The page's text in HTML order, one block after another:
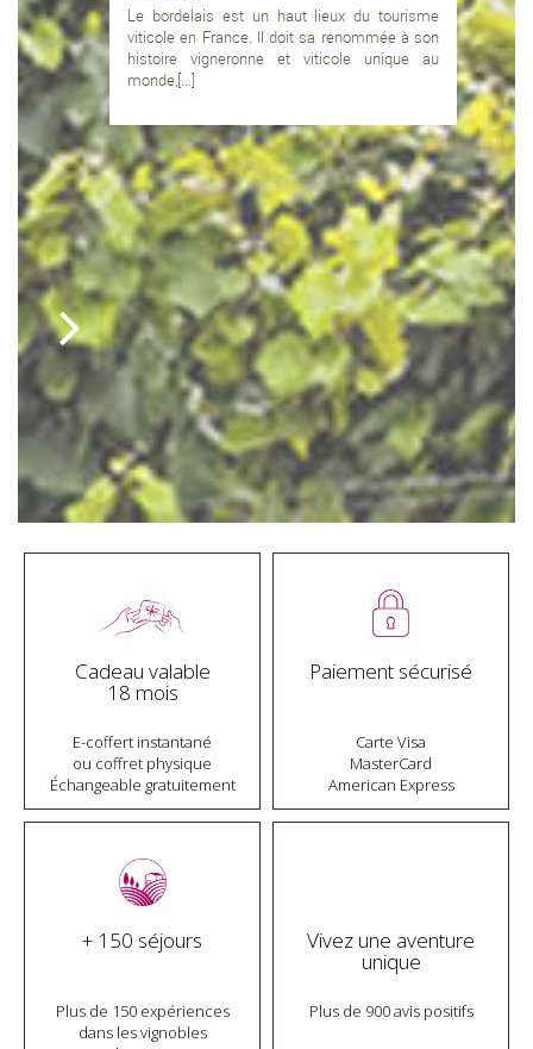
Le bordelais est un haut lieux du tourisme
viticole en France. Il doit sa renommée à son
histoire vigneronne et viticole unique au
monde,[...]
Cadeau valable
18 mois
E-coffert instantané
ou coffret physique
Échangeable gratuitement
Paiement sécurisé
Carte Visa
MasterCard
American Express
+ 150 séjours
Plus de 150 expériences
dans les vignobles
Vivez une aventure
unique
Plus de 900 avis positifs